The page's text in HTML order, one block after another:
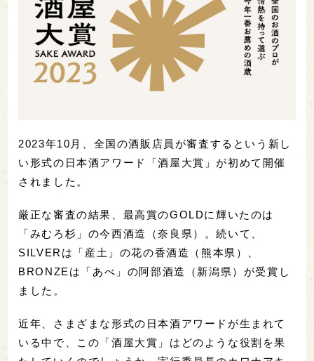
2023年10月、全国の酒販店員が審査するという新し
い形式の日本酒アワード「酒屋大賞」が初めて開催
されました。
厳正な審査の結果、最高賞のGOLDに輝いたのは
「みむろ杉」の今西酒造（奈良県）。続いて、
SILVERは「産土」の花の香酒造（熊本県）、
BRONZEは「あべ」の阿部酒造（新潟県）が受賞し
ました。
近年、さまざまな形式の日本酒アワードが生まれて
いる中で、この「酒屋大賞」はどのような役割を果